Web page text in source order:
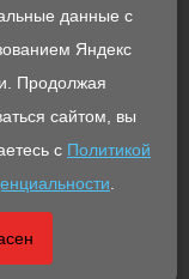
с менеджером)
и
данные с
Яндекс
Продолжая
сайтом, вы
с Политикой